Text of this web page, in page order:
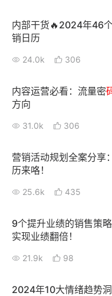
增长俱乐部
增长俱乐部
合作共进
入驻有赞
认证服务商
内部干货🔥2024年46
销日历
24.0k 306
内容运营必看：流量密
方向
31.0k 306
营销活动规划全案分享
历来咯！
25.6k 435
9个提升业绩的销售策
实现业绩翻倍！
21.9k 98
2024年10大情绪趋势